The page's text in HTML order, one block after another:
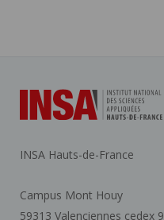
INSA Hauts-de-France
Campus Mont Houy
59313 Valenciennes cedex 9